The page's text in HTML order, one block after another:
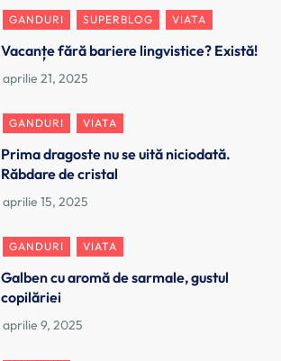
GANDURI SUPERBLOG VIATA
Vacanțe fără bariere lingvistice? Există!
GANDURI VIATA
Prima dragoste nu se uită niciodată.
Răbdare de cristal
GANDURI VIATA
Galben cu aromă de sarmale, gustul
copilăriei